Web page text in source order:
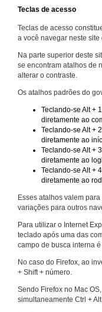
Teclas de acesso
Teclas de acesso
a você navegar neste site
Na parte superior deste
se encontram atalhos de
alterar o contraste.
Os atalhos padrões do
Teclando-se Alt +
diretamente ao
Teclando-se Alt +
diretamente ao
Teclando-se Alt +
diretamente ao
Teclando-se Alt +
diretamente ao
Esses atalhos valem
variações para outros
Para utilizar o Internet
teclado após uma das
campo de busca interna
No caso do Firefox, ao
+ Shift + número.
Sendo Firefox no Mac
simultaneamente Ctrl +